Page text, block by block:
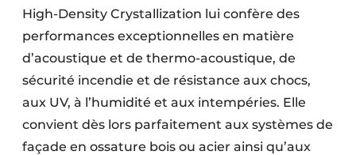
High-Density Crystallization lui confère des
performances exceptionnelles en matière
d’acoustique et de thermo-acoustique, de
sécurité incendie et de résistance aux chocs,
aux UV, à l’humidité et aux intempéries. Elle
convient dès lors parfaitement aux systèmes de
façade en ossature bois ou acier ainsi qu’aux